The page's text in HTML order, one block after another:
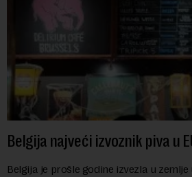
Belgija najveći izvoznik piva u
Belgija je prošle godine izvezla u